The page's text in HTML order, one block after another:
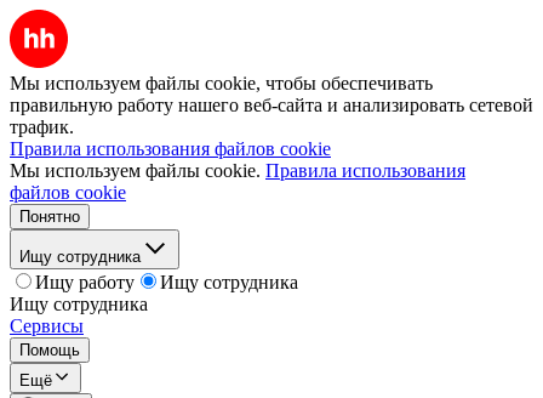
Мы используем файлы cookie, чтобы обеспечивать
правильную работу нашего веб-сайта и анализировать сетевой
трафик.
Правила использования файлов cookie
Мы используем файлы cookie. Правила использования
файлов cookie
Понятно
Ищу сотрудника
Ищу работу
Ищу сотрудника
Ищу сотрудника
Сервисы
Помощь
Ещё